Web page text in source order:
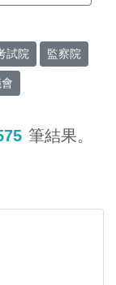
試院 監察院
筆結果。